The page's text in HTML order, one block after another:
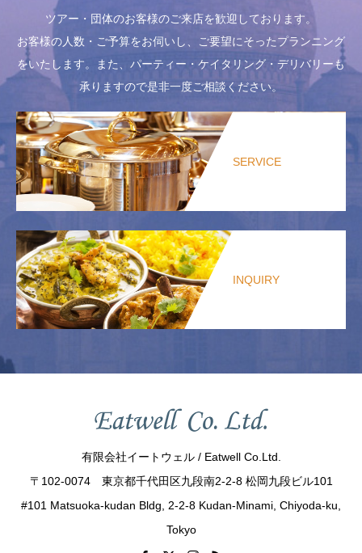
ツアー・団体のお客様のご来店を歓迎しております。
お客様の人数・ご予算をお伺いし、ご要望にそったプランニング
をいたします。また、パーティー・ケイタリング・デリバリーも
承りますので是非一度ご相談ください。
SERVICE
INQUIRY
有限会社イートウェル / Eatwell Co.Ltd.
〒102-0074 東京都千代田区九段南2-2-8 松岡九段ビル101
#101 Matsuoka-kudan Bldg, 2-2-8 Kudan-Minami, Chiyoda-ku,
Tokyo